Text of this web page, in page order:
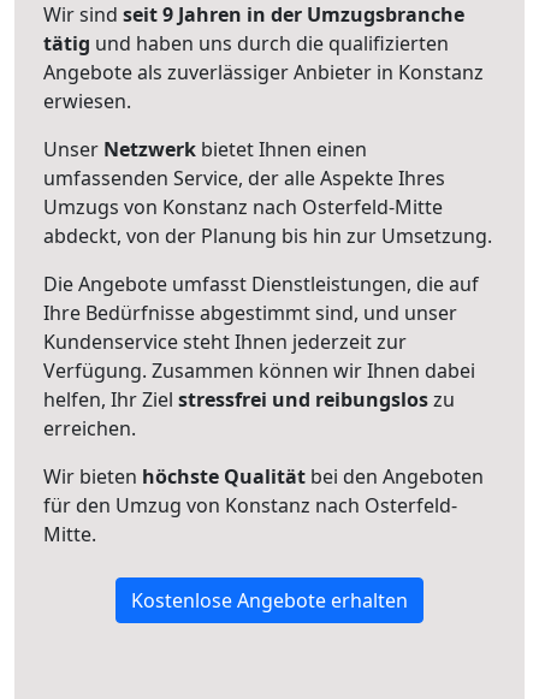
Wir sind seit 9 Jahren in der Umzugsbranche
tätig und haben uns durch die qualifizierten
Angebote als zuverlässiger Anbieter in Konstanz
erwiesen.
Unser Netzwerk bietet Ihnen einen
umfassenden Service, der alle Aspekte Ihres
Umzugs von Konstanz nach Osterfeld-Mitte
abdeckt, von der Planung bis hin zur Umsetzung.
Die Angebote umfasst Dienstleistungen, die auf
Ihre Bedürfnisse abgestimmt sind, und unser
Kundenservice steht Ihnen jederzeit zur
Verfügung. Zusammen können wir Ihnen dabei
helfen, Ihr Ziel stressfrei und reibungsloszu
erreichen.
Wir bieten höchste Qualität bei den Angeboten
für den Umzug von Konstanz nach Osterfeld-
Mitte.
Kostenlose Angebote erhalten